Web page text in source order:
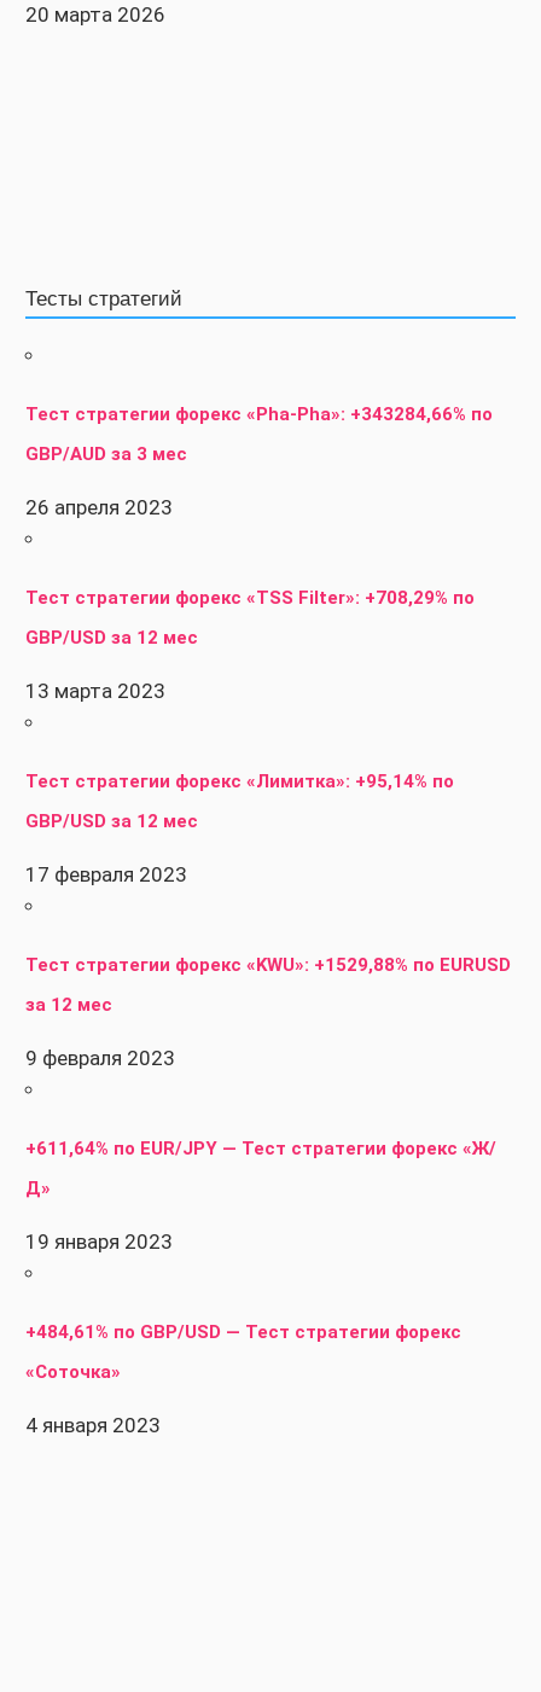
20 марта 2026
Тесты стратегий
Тест стратегии форекс «Pha-Pha»: +343284,66% по
GBP/AUD за 3 мес
26 апреля 2023
Тест стратегии форекс «TSS Filter»: +708,29% по
GBP/USD за 12 мес
13 марта 2023
Тест стратегии форекс «Лимитка»: +95,14% по
GBP/USD за 12 мес
17 февраля 2023
Тест стратегии форекс «KWU»: +1529,88% по EURUSD
за 12 мес
9 февраля 2023
+611,64% по EUR/JPY — Тест стратегии форекс «Ж/
Д»
19 января 2023
+484,61% по GBP/USD — Тест стратегии форекс
«Соточка»
4 января 2023